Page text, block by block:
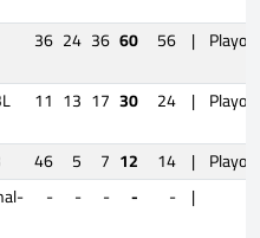
36 24 36 60 56 |
11 13 17 30 24 |
46 5 7 12 14 |
- - - - - |